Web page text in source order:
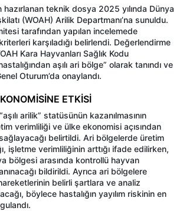
hazırlanan teknik dosya 2025 yılında Dünya
(WOAH) Arilik Departmanı’na sunuldu.
tarafından yapılan incelemede
karşıladığı belirlendi. Değerlendirme
Kara Hayvanları Sağlık Kodu
aşılı ari bölge” olarak tanındı ve
Oturum’da onaylandı.
ETKİSİ
arilik” statüsünün kazanılmasının
verimliliği ve ülke ekonomisi açısından
belirtildi. Ari bölgelerde üretim
işletme verimliliğinin arttığı ifade edilirken,
bölgesi arasında kontrollü hayvan
bildirildi. Ayrıca ari bölgelere
belirli şartlara ve analiz
böylece hastalığın yayılım riskinin en